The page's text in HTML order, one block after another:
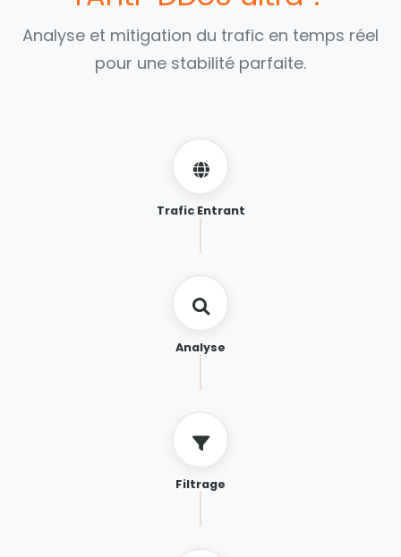
Analyse et mitigation du trafic en temps réel
pour une stabilité parfaite.
Trafic Entrant
Analyse
Filtrage